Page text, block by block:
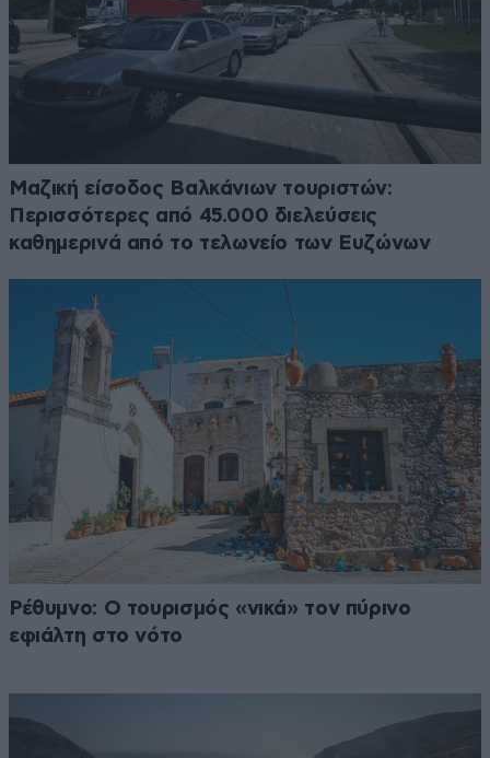
Μαζική είσοδος Βαλκάνιων τουριστών:
Περισσότερες από 45.000 διελεύσεις
καθημερινά από το τελωνείο των Ευζώνων
Ρέθυμνο: Ο τουρισμός «νικά» τον πύρινο
εφιάλτη στο νότο